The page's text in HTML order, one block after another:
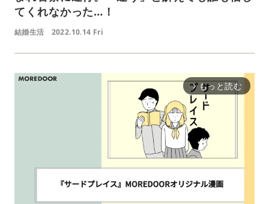
てくれなかった…！
結婚生活 2022.10.14 Fri
arrow_forward_ios もっと読む